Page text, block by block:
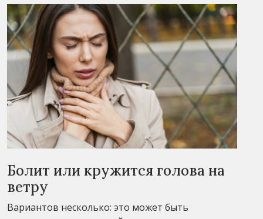
Болит или кружится голова на
ветру
Вариантов несколько: это может быть